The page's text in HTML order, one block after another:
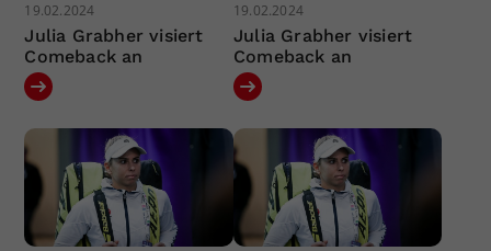
19.02.2024
Julia Grabher visiert
Comeback an
19.02.2024
Julia Grabher visiert
Comeback an